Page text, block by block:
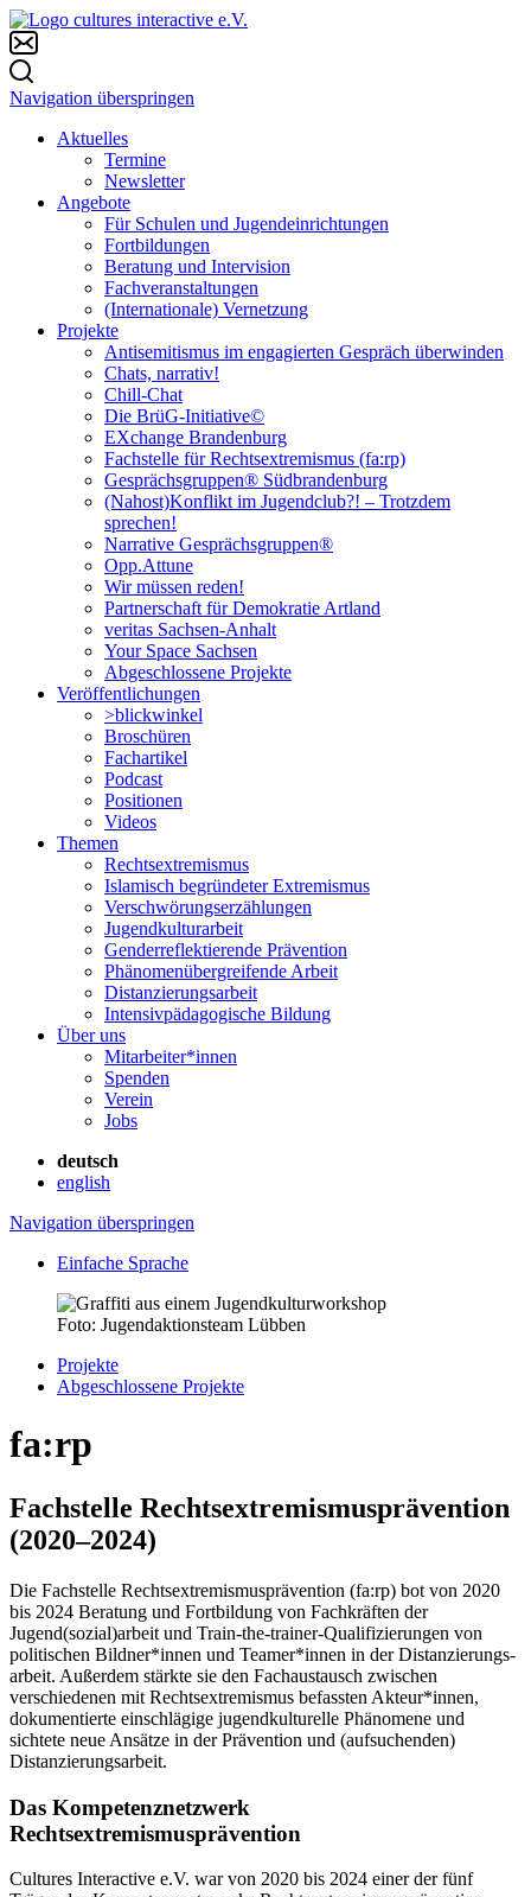
Navigation überspringen
Aktuelles
Termine
Newsletter
Angebote
Für Schulen und Jugendeinrichtungen
Fortbildungen
Beratung und Intervision
Fachveranstaltungen
(Internationale) Vernetzung
Projekte
Antisemitismus im engagierten Gespräch überwinden
Chats, narrativ!
Chill-Chat
Die BrüG-Initiative©
EXchange Brandenburg
Fachstelle für Rechtsextremismus (fa:rp)
Gesprächsgruppen® Südbrandenburg
(Nahost)Konflikt im Jugendclub?! – Trotzdem
sprechen!
Narrative Gesprächsgruppen®
Opp.Attune
Wir müssen reden!
Partnerschaft für Demokratie Artland
veritas Sachsen-Anhalt
Your Space Sachsen
Abgeschlossene Projekte
Veröffentlichungen
>blickwinkel
Broschüren
Fachartikel
Podcast
Positionen
Videos
Themen
Rechtsextremismus
Islamisch begründeter Extremismus
Verschwörungs­erzählungen
Jugendkulturarbeit
Genderreflektierende Prävention
Phänomenüber­greifende Arbeit
Distanzierungsarbeit
Intensivpädagogische Bildung
Über uns
Mitarbeiter*innen
Spenden
Verein
Jobs
deutsch
english
Navigation überspringen
Einfache Sprache
Foto: Jugendaktionsteam Lübben
Projekte
Abgeschlossene Projekte
fa:rp
Fachstelle Rechtsextremismusprävention
(2020–2024)
Die Fachstelle Rechtsextremismusprävention (fa:rp) bot von 2020
bis 2024 Beratung und Fortbildung von Fachkräften der
Jugend(sozial)­arbeit und Train-the-trainer-Qualifizie­rungen von
politischen Bildner*innen und Teamer*innen in der Distanzierungs­
arbeit. Außerdem stärkte sie den Fach­austausch zwischen
verschiedenen mit Rechtsextre­mismus befassten Akteur*innen,
dokumentierte einschlägige jugend­kulturelle Phänomene und
sichtete neue Ansätze in der Prävention und (aufsuchenden)
Distanzierungs­arbeit.
Das Kompetenznetzwerk
Rechtsextremismusprävention
Cultures Interactive e.V. war von 2020 bis 2024 einer der fünf